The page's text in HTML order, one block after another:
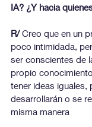
IA? ¿Y hacia
R/ Creo que en un
poco intimidada,
ser conscientes de
propio
tener ideas iguales,
desarrollarán o se
misma manera